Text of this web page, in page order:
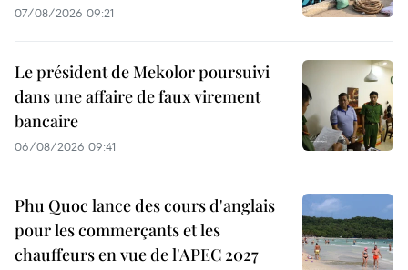
07/08/2026 09:21
Le président de Mekolor poursuivi
dans une affaire de faux virement
bancaire
06/08/2026 09:41
Phu Quoc lance des cours d'anglais
pour les commerçants et les
chauffeurs en vue de l'APEC 2027